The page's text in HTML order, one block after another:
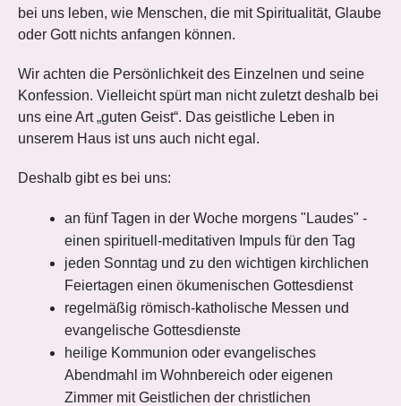
bei uns leben, wie Menschen, die mit Spiritualität, Glaube
oder Gott nichts anfangen können.
Wir achten die Persönlichkeit des Einzelnen und seine
Konfession. Vielleicht spürt man nicht zuletzt deshalb bei
uns eine Art „guten Geist“. Das geistliche Leben in
unserem Haus ist uns auch nicht egal.
Deshalb gibt es bei uns:
an fünf Tagen in der Woche morgens "Laudes" -
einen spirituell-meditativen Impuls für den Tag
jeden Sonntag und zu den wichtigen kirchlichen
Feiertagen einen ökumenischen Gottesdienst
regelmäßig römisch-katholische Messen und
evangelische Gottesdienste
heilige Kommunion oder evangelisches
Abendmahl im Wohnbereich oder eigenen
Zimmer mit Geistlichen der christlichen